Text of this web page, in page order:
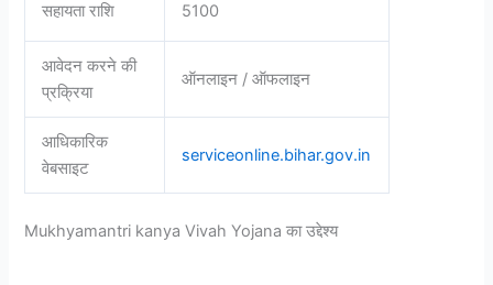
सहायता राशि 5100
आवेदन करने की
प्रक्रिया
ऑनलाइन / ऑफलाइन
आधिकारिक
वेबसाइट
serviceonline.bihar.gov.in
Mukhyamantri kanya Vivah Yojana का उद्देश्य